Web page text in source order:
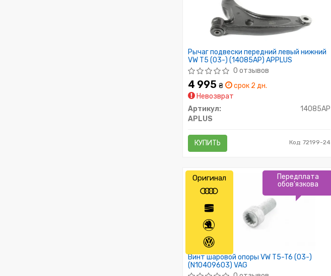
Рычаг подвески передний левый нижний
VW T5 (03-) (14085AP) APPLUS
0 отзывов
4 995 ₴
срок 2 дн.
Невозврат
Артикул:
14085AP
APLUS
КУПИТЬ Код: 72199-24
Винт шаровой опоры VW T5-T6 (03-)
(N10409603) VAG
Передплата
обов'язкова
Оригинал